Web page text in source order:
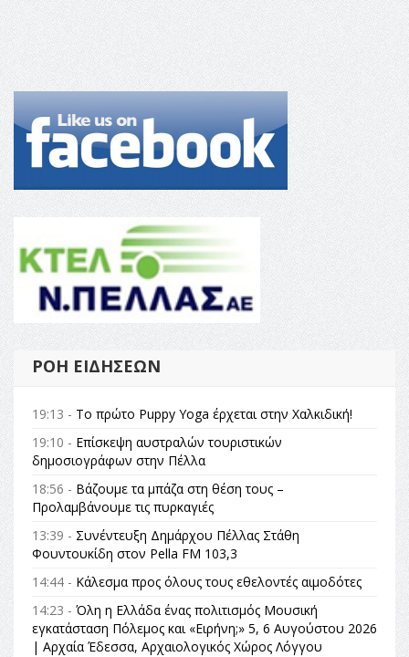
ΡΟΉ ΕΙΔΉΣΕΩΝ
19:13 - Το πρώτο Puppy Yoga έρχεται στην Χαλκιδική!
19:10 - Επίσκεψη αυστραλών τουριστικών
δημοσιογράφων στην Πέλλα
18:56 - Βάζουμε τα μπάζα στη θέση τους –
Προλαμβάνουμε τις πυρκαγιές
13:39 - Συνέντευξη Δημάρχου Πέλλας Στάθη
Φουντουκίδη στον Pella FM 103,3
14:44 - Κάλεσμα προς όλους τους εθελοντές αιμοδότες
14:23 - Όλη η Ελλάδα ένας πολιτισμός Μουσική
εγκατάσταση Πόλεμος και «Ειρήνη;» 5, 6 Αυγούστου 2026
| Αρχαία Έδεσσα, Αρχαιολογικός Χώρος Λόγγου